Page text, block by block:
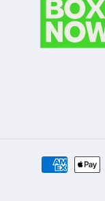
Μέθοδοι
πληρωμής